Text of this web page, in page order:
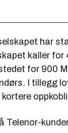
har
kaller for
for 900
I tillegg
Telenor-